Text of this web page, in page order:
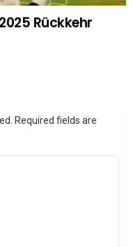
Rückkehr
Required fields are